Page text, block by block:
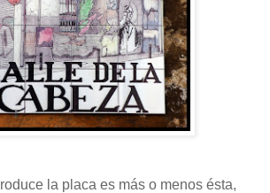
la placa es más o menos ésta,